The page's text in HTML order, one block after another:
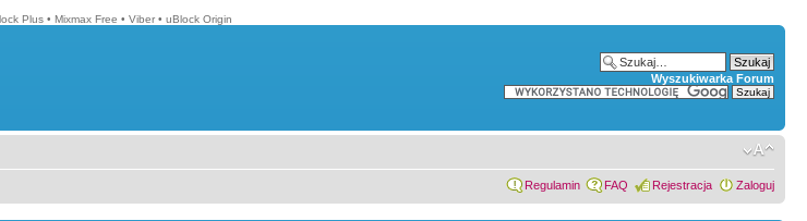
Plus • Mixmax Free • Viber • uBlock Origin
Wyszukiwarka Forum
Regulamin FAQ Rejestracja Zaloguj